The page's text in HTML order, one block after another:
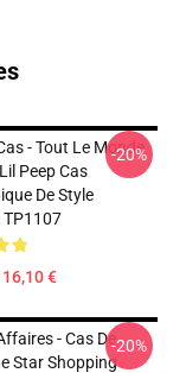
- Tout Le Monde
Peep Cas
De Style
TP1107
€
-20%
- Cas De
Star Shopping
-20%